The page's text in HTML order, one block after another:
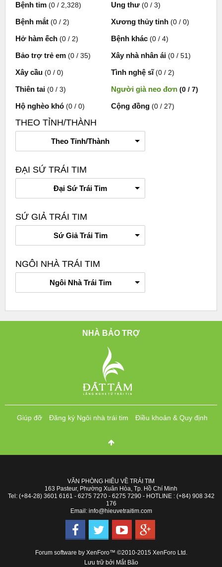
Bệnh tim (0 / 2,328) Ung thư (0 / 3)
Bệnh mắt (0 / 2) Xương thủy tinh (0 / 0)
Hở hàm ếch (0 / 2) Bệnh khác (0 / 4)
Bảo trợ trẻ em (0 / 35) Xây nhà nhân ái (0 / 51)
Xây cầu (0 / 0) Tình nghệ sĩ (0 / 2)
Thiên tai (0 / 3) Người già neo đơn (0 / 7)
Hộ nghèo khó (0 / 0) Cộng đồng (0 / 27)
THEO TỈNH/THÀNH
Theo Tỉnh/Thành
ĐẠI SỨ TRÁI TIM
Đại Sứ Trái Tim
SỨ GIẢ TRÁI TIM
Sứ Giả Trái Tim
NGÔI NHÀ TRÁI TIM
Ngôi Nhà Trái Tim
NHÀ BẢO TRỢ
Giúp đỡ Đăng ký Ngôi nhà trái tim Điều khoản & Quy định
VĂN PHÒNG HIỂU VỀ TRÁI TIM
163 Pasteur, Phường Xuân Hòa, Tp. Hồ Chí Minh
Tel: (+84-28) 3601 6161 - 6275 7270 - 6275 7290 - HOTLINE : (+84) 908 342
176
Email: info@hieuvetraitim.com
Forum software by XenForo™ ©2010-2015 XenForo Ltd.
Lưu trữ bởi Mắt Bão